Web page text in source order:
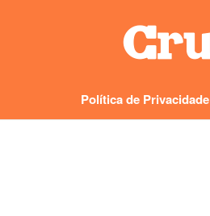
Política de Privacidade